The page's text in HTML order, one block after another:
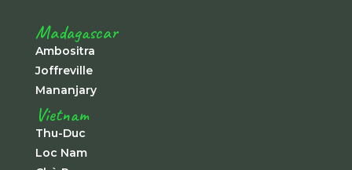
Madagascar
Ambositra
Joffreville
Mananjary
Vietnam
Thu-Duc
Loc Nam